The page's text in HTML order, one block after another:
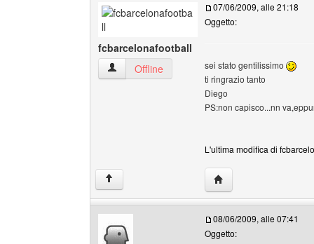
fcbarcelonafootball
fcbarcelonafootball Profilo
Offline
07/06/2009, alle 21:18
Oggetto:
sei stato gentilissimo
ti ringrazio tanto
Diego
PS:non capisco...nn
L'ultima modifica di
↑ HomePage:
08/06/2009, alle 07:41
Oggetto: